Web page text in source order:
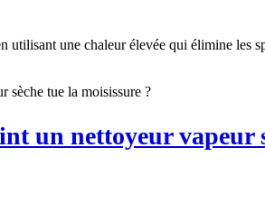
utilisant une chaleur élevée qui élimine les
sèche tue la moisissure ?
un nettoyeur vapeur